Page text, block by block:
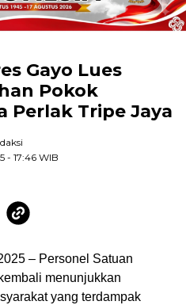
Gayo Lues
Pokok
Perlak Tripe Jaya
- 17:46 WIB
– Personel Satuan
menunjukkan
yang terdampak